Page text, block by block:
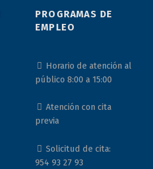
PROGRAMAS DE
EMPLEO
Horario de atención al
público 8:00 a 15:00
Atención con cita
previa
Solicitud de cita:
954 93 27 93